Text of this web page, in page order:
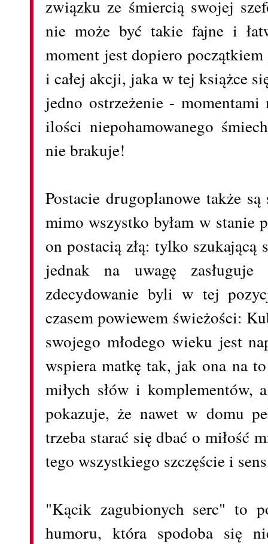
związku ze śmiercią swojej
nie może być takie fajne i
moment jest dopiero
i całej akcji, jaka w tej książce
jedno ostrzeżenie -
ilości niepohamowanego
nie brakuje!
Postacie drugoplanowe także
mimo wszystko byłam w stanie
on postacią złą: tylko
jednak na uwagę
zdecydowanie byli w tej
czasem powiewem świeżości:
swojego młodego wieku jest
wspiera matkę tak, jak ona na
miłych słów i komplementów,
pokazuje, że nawet w domu
trzeba starać się dbać o miłość
tego wszystkiego szczęście i
"Kącik zagubionych serc" to
humoru, która spodoba się